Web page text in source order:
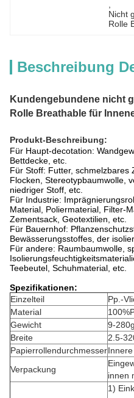
Nicht
Rolle
Beschreibung
Kundengebundene nicht
Rolle Breathable für
Produkt-Beschreibung:
Für Haupt-decotation:
Bettdecke, etc.
Für Stoff: Futter, schmelzbares
Flocken, Stereotypbaumwolle,
niedriger Stoff, etc.
Für Industrie:
Material, Poliermaterial, Filter-
Zementsack, Geotextilien, etc.
Für Bauernhof:
Bewässerungsstoffes, der
Für andere: Raumbaumwolle,
Teebeutel, Schuhmaterial, etc.
Spezifikationen:
Einzelteil
Pp.-
Material
Gewicht
9-
Breite
2.5-
Papierrollendurchmesser
Verpackung
innen
1)